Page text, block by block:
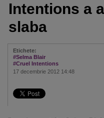
Intentions a
slaba
Etichete:
#Selma Blair
#Cruel Intentions
17 decembrie 2012 14:48